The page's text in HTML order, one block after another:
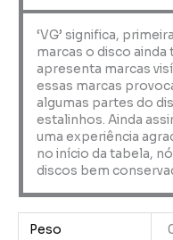
‘VG’ significa,
marcas o disco ainda
apresenta marcas
essas marcas
algumas partes do
estalinhos. Ainda
uma experiência
no início da tabela,
discos bem
Peso